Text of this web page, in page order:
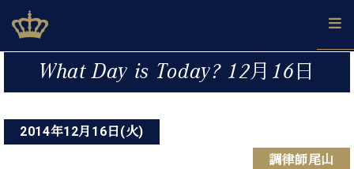
to
content
ベヒシュタインジャパン公式サイト
BECHSTEIN JAPAN Official Site
ベ
ヒ
ベ
シ
ュ
ド
ツ
の
メ
マ
ガ
ベ
シ
ュ
企
情
報
What Day is Today? 12月16日
2014年12月16日(火)
調律師尾山
稿
ナ
ビ